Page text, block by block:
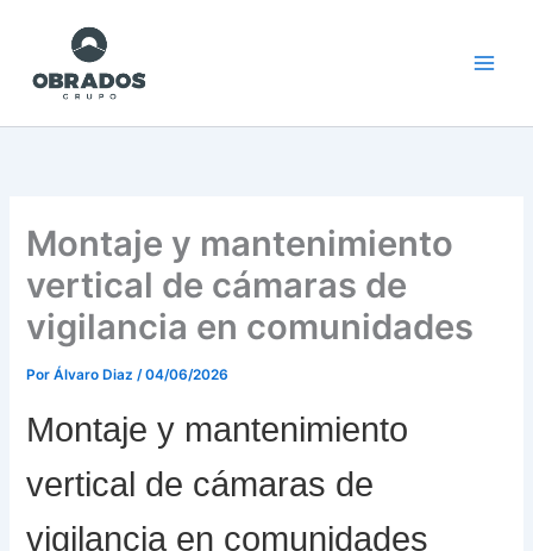
contenido
Montaje y mantenimiento
vertical de cámaras de
vigilancia en comunidades
PorÁlvaro Diaz /04/06/2026
Montaje y mantenimiento
vertical de cámaras de
vigilancia en comunidades